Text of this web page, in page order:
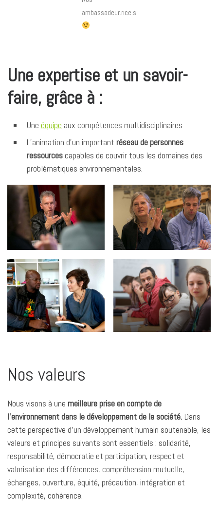
ambassadeur.rice.s
Une expertise et un savoir-
faire, grâce à :
Une équipe aux compétences multidisciplinaires
L’animation d’un important réseau de personnes
ressourcescapables de couvrir tous les domaines des
problématiques environnementales.
Nos valeurs
Nous visons à une meilleure prise en compte de
l’environnement dans le développement de la société. Dans
cette perspective d’un développement humain soutenable, les
valeurs et principes suivants sont essentiels : solidarité,
responsabilité, démocratie et participation, respect et
valorisation des différences, compréhension mutuelle,
échanges, ouverture, équité, précaution, intégration et
complexité, cohérence.